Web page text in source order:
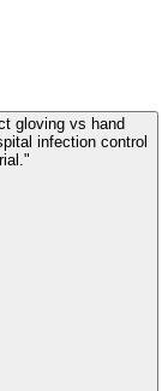
gloving vs hand
infection control